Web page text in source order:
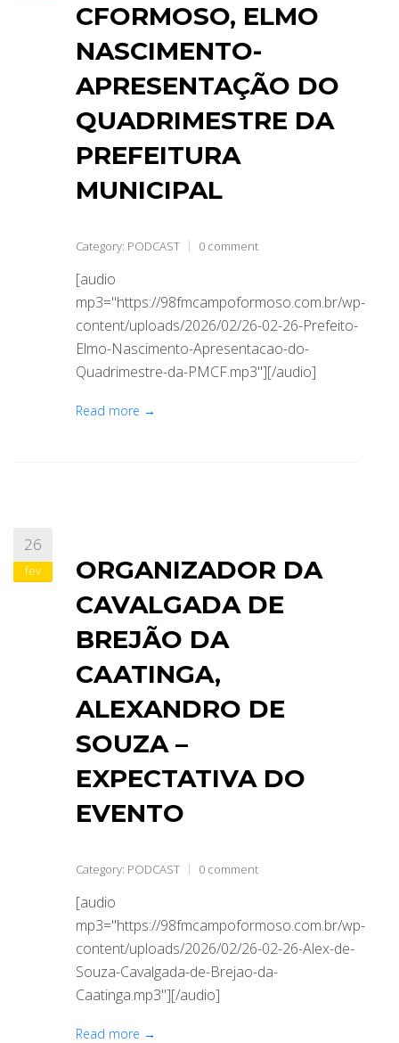
CFORMOSO, ELMO
NASCIMENTO-
APRESENTAÇÃO DO
QUADRIMESTRE DA
PREFEITURA
MUNICIPAL
Category: PODCAST 0 comment
[audio
mp3="https://98fmcampoformoso.com.br/wp-
content/uploads/2026/02/26-02-26-Prefeito-
Elmo-Nascimento-Apresentacao-do-
Quadrimestre-da-PMCF.mp3"][/audio]
Read more →
26
fev
ORGANIZADOR DA
CAVALGADA DE
BREJÃO DA
CAATINGA,
ALEXANDRO DE
SOUZA –
EXPECTATIVA DO
EVENTO
Category: PODCAST 0 comment
[audio
mp3="https://98fmcampoformoso.com.br/wp-
content/uploads/2026/02/26-02-26-Alex-de-
Souza-Cavalgada-de-Brejao-da-
Caatinga.mp3"][/audio]
Read more →